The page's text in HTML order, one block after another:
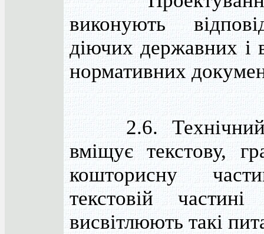
виконують
діючих державних і
нормативних
2.6. Технічний
вміщує текстову,
кошторисну
текстовій частині
висвітлюють такі